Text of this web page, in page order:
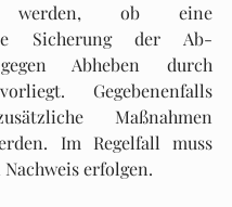
werden, ob eine
Sicherung der Ab­
Abheben durch
Gegebenenfalls
Maß­nahmen
Im Regelfall muss
erfolgen.